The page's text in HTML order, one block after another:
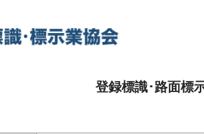
登録標識･路面標